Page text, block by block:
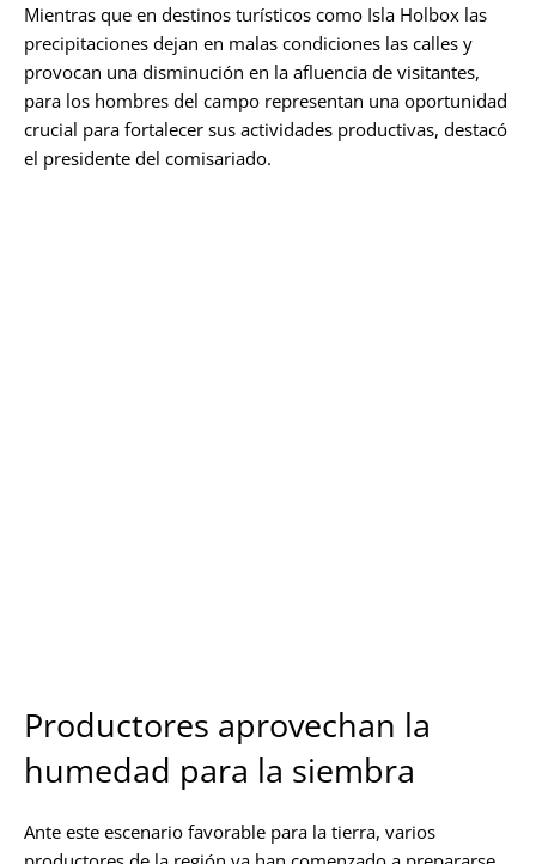
Mientras que en destinos turísticos como Isla Holbox las
precipitaciones dejan en malas condiciones las calles y
provocan una disminución en la afluencia de visitantes,
para los hombres del campo representan una oportunidad
crucial para fortalecer sus actividades productivas, destacó
el presidente del comisariado.
Productores aprovechan la
humedad para la siembra
Ante este escenario favorable para la tierra, varios